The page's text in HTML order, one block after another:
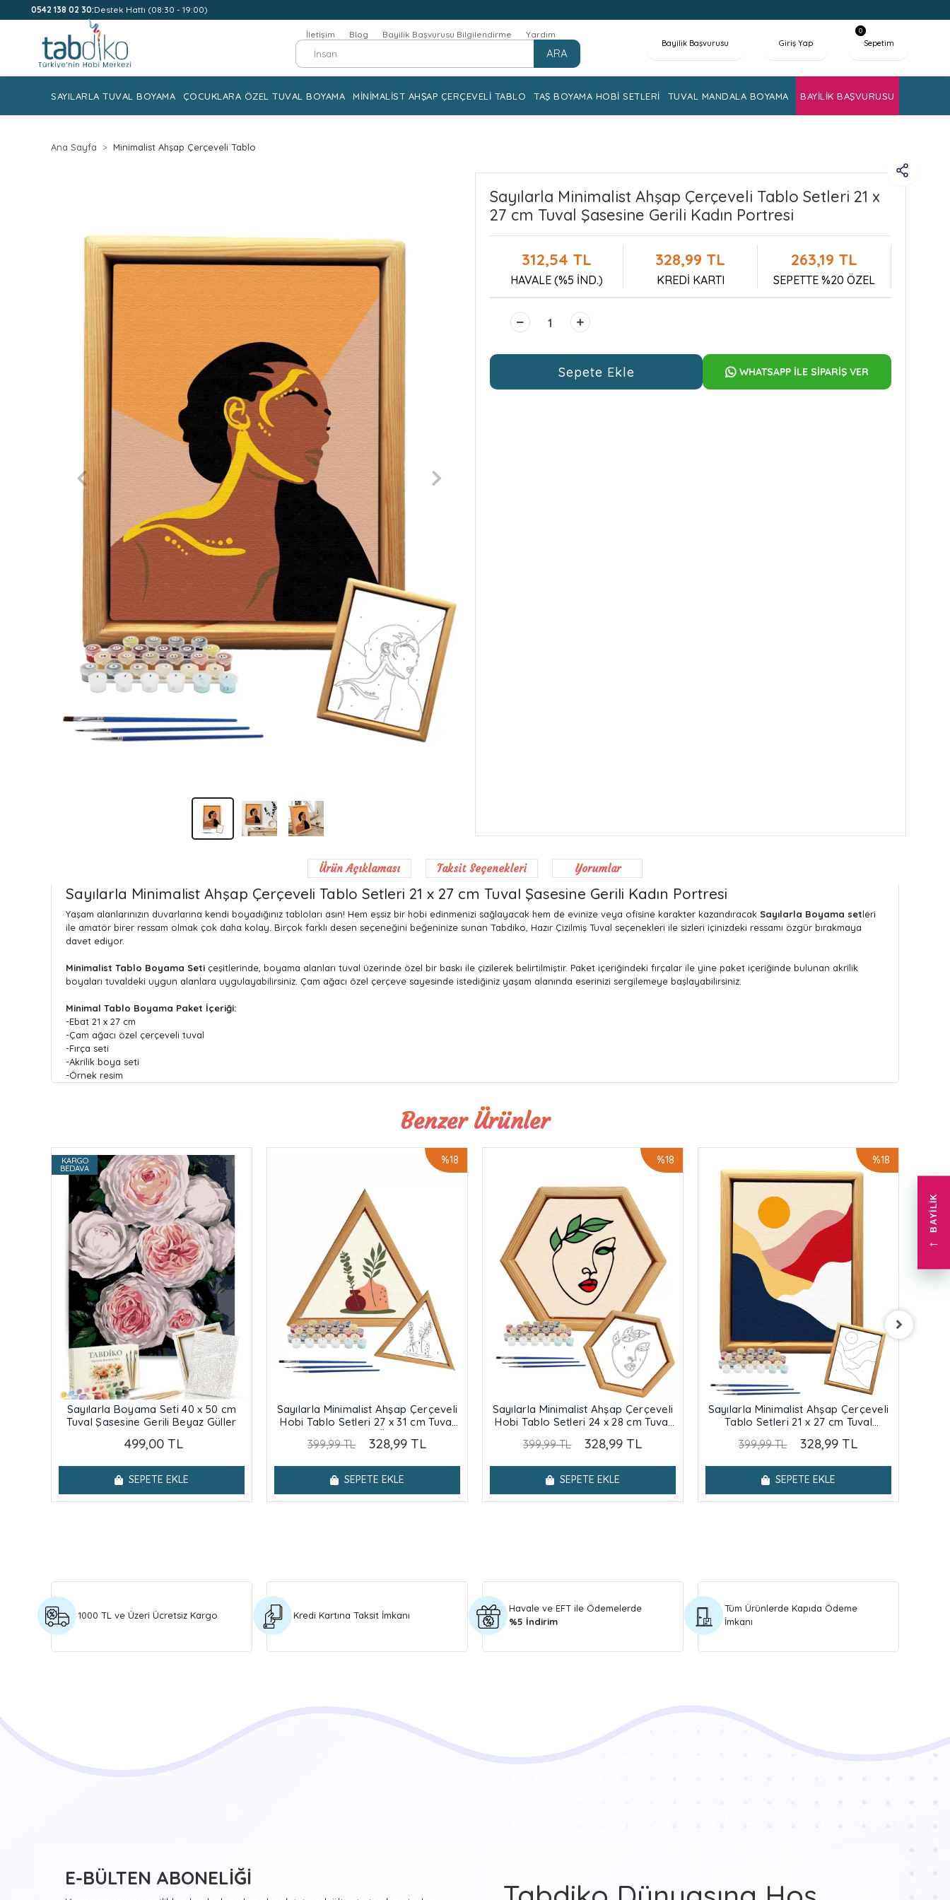
BAYILIK
←
0542 138 02 30:Destek Hattı (08:30 - 19:00)
İletişim Blog Bayilik Başvurusu Bilgilendirme Yardım
ARA
Bayilik Başvurusu Giriş Yap Sepetim
0
SAYILARLA TUVAL BOYAMA ÇOCUKLARA ÖZEL TUVAL BOYAMA MİNİMALİST AHŞAP ÇERÇEVELİ TABLO TAŞ BOYAMA HOBİ SETLERİ TUVAL MANDALA BOYAMA BAYİLİK BAŞVURUSU
Ana Sayfa Minimalist Ahşap Çerçeveli Tablo
Sayılarla Minimalist Ahşap Çerçeveli Tablo Setleri 21 x
27 cm Tuval Şasesine Gerili Kadın Portresi
312,54 TL
HAVALE (%5 İND.)
328,99 TL
KREDİ KARTI
263,19 TL
SEPETTE %20 ÖZEL
Sepete Ekle WHATSAPP İLE SİPARİŞ VER
Ürün Açıklaması Taksit Seçenekleri Yorumlar
Sayılarla Minimalist Ahşap Çerçeveli Tablo Setleri 21 x 27 cm Tuval Şasesine Gerili Kadın Portresi
Yaşam alanlarınızın duvarlarına kendi boyadığınız tabloları asın! Hem eşsiz bir hobi edinmenizi sağlayacak hem de evinize veya ofisine karakter kazandıracak Sayılarla Boyama setleri
ile amatör birer ressam olmak çok daha kolay. Birçok farklı desen seçeneğini beğeninize sunan Tabdiko, Hazır Çizilmiş Tuval seçenekleri ile sizleri içinizdeki ressamı özgür bırakmaya
davet ediyor.
Minimalist Tablo Boyama Seti çeşitlerinde, boyama alanları tuval üzerinde özel bir baskı ile çizilerek belirtilmiştir. Paket içeriğindeki fırçalar ile yine paket içeriğinde bulunan akrilik
boyaları tuvaldeki uygun alanlara uygulayabilirsiniz. Çam ağacı özel çerçeve sayesinde istediğiniz yaşam alanında eserinizi sergilemeye başlayabilirsiniz.
Minimal Tablo Boyama Paket İçeriği:
-Ebat 21 x 27 cm
-Çam ağacı özel çerçeveli tuval
-Fırça seti
-Akrilik boya seti
-Örnek resim
Benzer Ürünler
KARGO
BEDAVA
Sayılarla Boyama Seti 40 x 50 cm
Tuval Şasesine Gerili Beyaz Güller
499,00 TL
SEPETE EKLE
Sayılarla Minimalist Ahşap Çerçeveli
Hobi Tablo Setleri 27 x 31 cm Tuval
Şasesine Gerili Üçgen Çift
Vazodaki Bitkiler
%18
399,99 TL 328,99 TL
SEPETE EKLE
Sayılarla Minimalist Ahşap Çerçeveli
Hobi Tablo Setleri 24 x 28 cm Tuval
%18
399,99 TL 328,99 TL
SEPETE EKLE
Sayılarla Minimalist Ahşap Çerçeveli
Tablo Setleri 21 x 27 cm Tuval
%18
399,99 TL 328,99 TL
SEPETE EKLE
1000 TL ve Üzeri Ücretsiz Kargo Kredi Kartına Taksit İmkanı
Havale ve EFT ile Ödemelerde
%5 İndirim
Tüm Ürünlerde Kapıda Ödeme
İmkanı
E-BÜLTEN ABONELİĞİ